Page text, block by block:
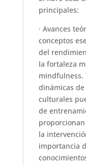
principales:
· Avances
conceptos
del
la fortaleza
mindfulness.
dinámicas
culturales
de
la
importancia